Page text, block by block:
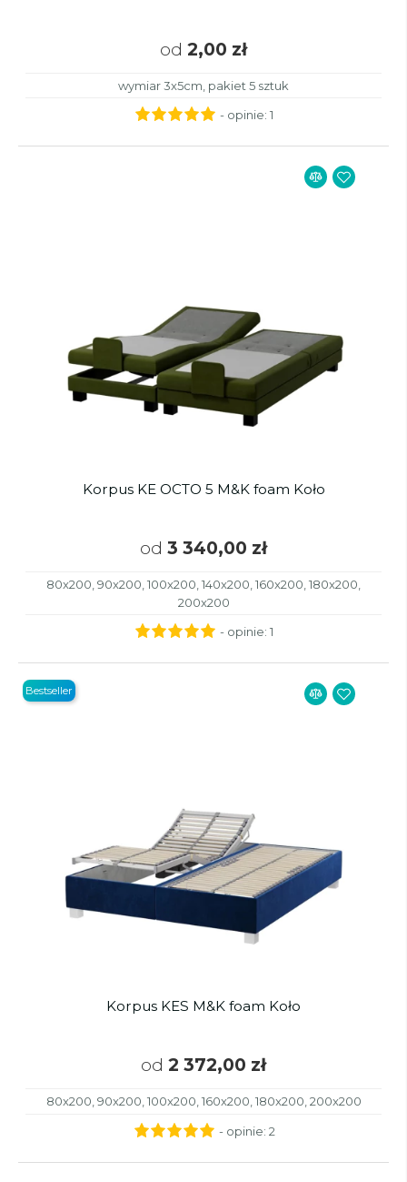
od 2,00 zł
wymiar 3x5cm, pakiet 5 sztuk
- opinie: 1
Korpus KE OCTO 5 M&K foam Koło
od 3 340,00 zł
80x200, 90x200, 100x200, 140x200, 160x200, 180x200,
200x200
- opinie: 1
Korpus KES M&K foam Koło
od 2 372,00 zł
80x200, 90x200, 100x200, 160x200, 180x200, 200x200
Bestseller
- opinie: 2